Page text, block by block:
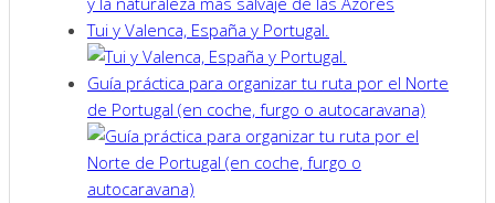
Tui y Valenca, España y Portugal.
Guía práctica para organizar tu ruta por el Norte
de Portugal (en coche, furgo o autocaravana)